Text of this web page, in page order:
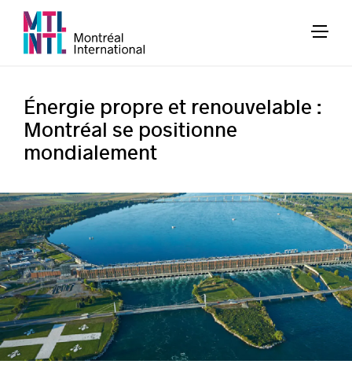
Énergie propre et renouvelable :
Montréal se positionne
mondialement